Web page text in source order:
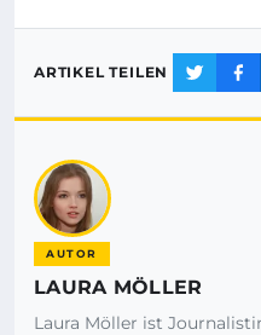
ARTIKEL TEILEN
AUTOR
LAURA MÖLLER
Laura Möller ist